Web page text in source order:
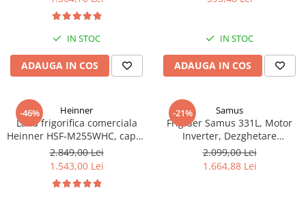
Truse de scule
Ventuze cu brate pentru transport
Vibratoare beton
Masini de spalat rufe cu uscator
Uscatoare de rufe
Masini de facut paine
Pachete electrocasnice
Seturi oale
SANDWICH MAKER
Storcatoare de fructe
Televizoare
reversibile, H 180 cm, Argintiu
IN STOC
ADAUGA IN COS
Scurgerilor de Gaze, Panou de
IN STOC
ADAUGA IN COS
-46% Heinner
Lada frigorifica comerciala
Heinner HSF-M255WHC, capac
din sticla, 255L, clasa C,
functionare convertibila
(frigider/congelator), 1 cos,
alb
2.849,00 Lei
1.543,00 Lei
-21% Samus
Frigider Samus 331L, Motor
Inverter, Dezghetare
Automata, Usa Reversibila,
Alb
2.099,00 Lei
1.664,88 Lei